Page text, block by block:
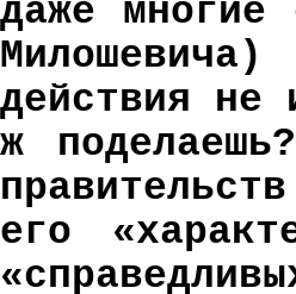
даже многие
действия не
ж
его